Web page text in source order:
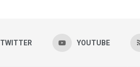
TWITTER YOUTUBE